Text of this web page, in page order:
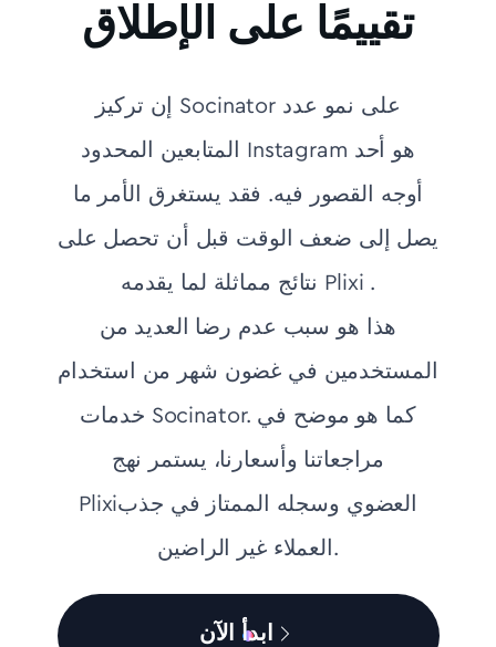
تقييمًا على الإطلاق
إن تركيز Socinator على نمو عدد
المتابعين المحدود Instagram هو أحد
أوجه القصور فيه. فقد يستغرق الأمر ما
يصل إلى ضعف الوقت قبل أن تحصل على
نتائج مماثلة لما يقدمه Plixi .
هذا هو سبب عدم رضا العديد من
المستخدمين في غضون شهر من استخدام
خدمات Socinator. كما هو موضح في
مراجعاتنا وأسعارنا، يستمر نهج
Plixiالعضوي وسجله الممتاز في جذب
العملاء غير الراضين.
ابدأ الآن